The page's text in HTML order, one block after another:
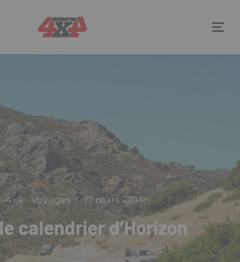
4x4 Voyages · 17 mars 2014
calendrier d’Horizon